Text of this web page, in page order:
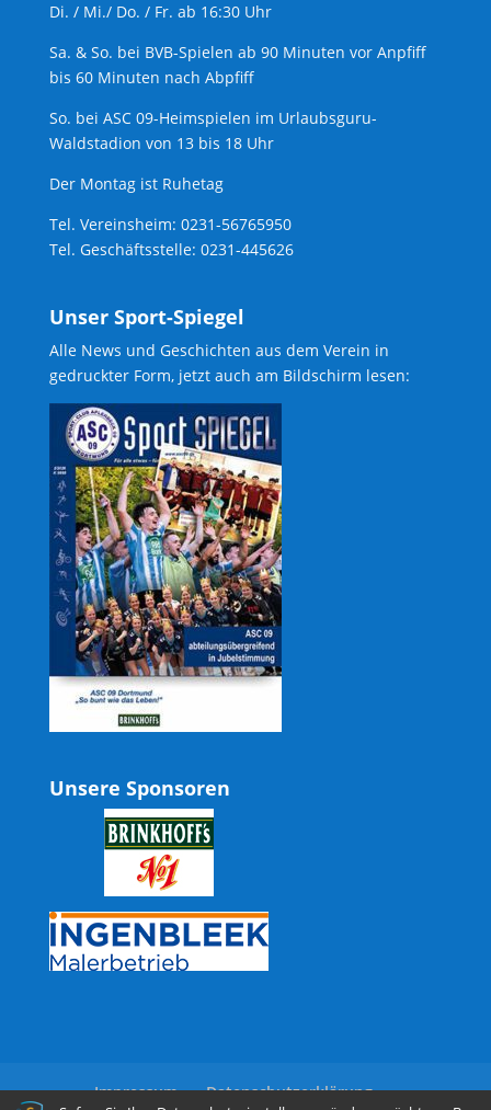
Di. / Mi./ Do. / Fr. ab 16:30 Uhr
Sa. & So. bei BVB-Spielen ab 90 Minuten vor Anpfiff
bis 60 Minuten nach Abpfiff
So. bei ASC 09-Heimspielen im Urlaubsguru-
Waldstadion von 13 bis 18 Uhr
Der Montag ist Ruhetag
Tel. Vereinsheim: 0231-56765950
Tel. Geschäftsstelle: 0231-445626
Unser Sport-Spiegel
Alle News und Geschichten aus dem Verein in
gedruckter Form, jetzt auch am Bildschirm lesen:
Unsere Sponsoren
Impressum Datenschutzerklärung